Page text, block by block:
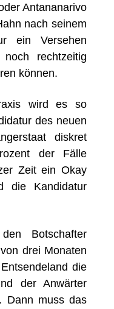
Antananarivo
nach seinem
ein Versehen
rechtzeitig
können.
wird es so
des neuen
diskret
der Fälle
Zeit ein Okay
die Kandidatur
Botschafter
drei Monaten
die
der Anwärter
Dann muss das